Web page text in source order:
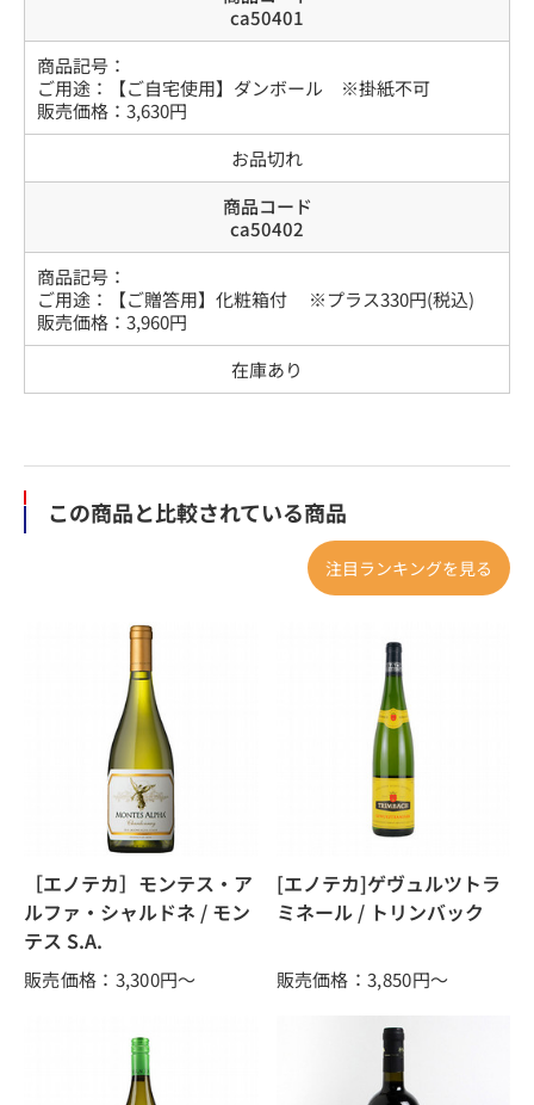
ca50401
商品記号：
ご用途 ：
【ご自宅使用】ダンボール ※掛紙不可
販売価格： 3,630円
お品切れ
商品コード
ca50402
商品記号：
ご用途 ：
【ご贈答用】化粧箱付 ※プラス330円(税込)
販売価格： 3,960円
在庫あり
この商品と比較されている商品
注目ランキングを見る
［エノテカ］モンテス・ア
ルファ・シャルドネ / モン
テス S.A.
販売価格：3,300円～
[エノテカ]ゲヴュルツトラ
ミネール / トリンバック
販売価格：3,850円～